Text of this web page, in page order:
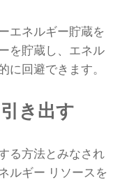
エネルギー貯蔵を
を貯蔵し、エネル
に回避できます。
き出す
る方法とみなされ
ルギー リソースを